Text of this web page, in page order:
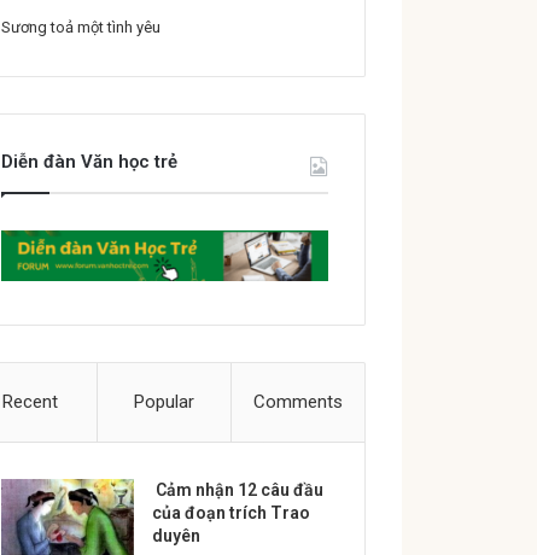
Sương toả một tình yêu
Diễn đàn Văn học trẻ
Recent Popular Comments
Cảm nhận 12 câu đầu
của đoạn trích Trao
duyên